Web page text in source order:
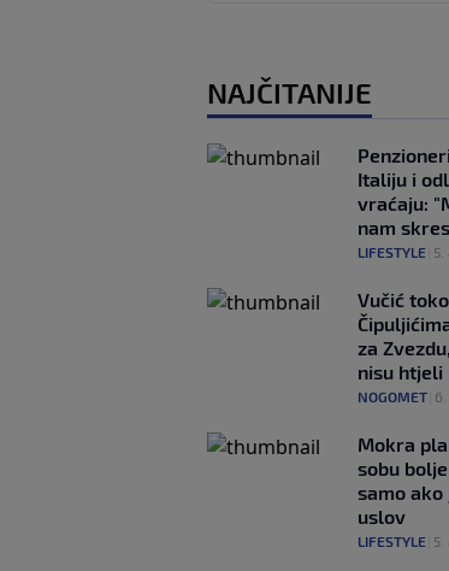
NAJČITANIJE
Italiju i
vraćaju:
nam
LIFESTYLE 5.
Vučić
za
nisu htjeli
NOGOMET 6.
Mokra
sobu
samo ako
uslov
LIFESTYLE 5.